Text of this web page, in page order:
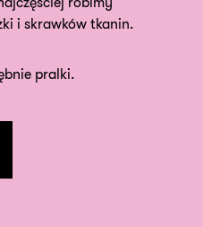
i skrawków tkanin.
pralki.